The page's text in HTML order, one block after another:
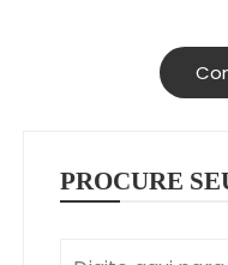
PROCURE